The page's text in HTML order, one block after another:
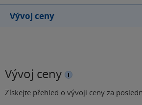
pražském Divadle Na
zábradlí. Překládá z
Vývoj ceny
Vývoj ceny
Získejte přehled o vývoji ceny za